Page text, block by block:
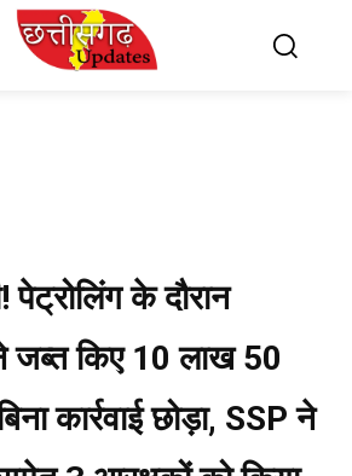
के दौरान
जब्त किए 10 लाख 50
कार्रवाई छोड़ा, SSP ने